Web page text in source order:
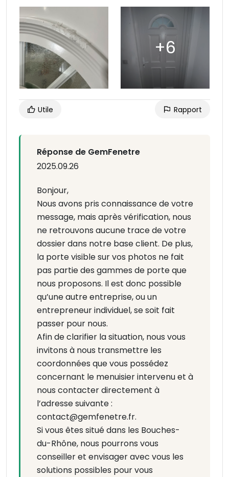
Utile Rapport
Réponse de GemFenetre
2025.09.26
Bonjour,
Nous avons pris connaissance de votre
message, mais après vérification, nous
ne retrouvons aucune trace de votre
dossier dans notre base client. De plus,
la porte visible sur vos photos ne fait
pas partie des gammes de porte que
nous proposons. Il est donc possible
qu’une autre entreprise, ou un
entrepreneur individuel, se soit fait
passer pour nous.
Afin de clarifier la situation, nous vous
invitons à nous transmettre les
coordonnées que vous possédez
concernant le menuisier intervenu et à
nous contacter directement à
l’adresse suivante :
contact@gemfenetre.fr.
Si vous êtes situé dans les Bouches-
du-Rhône, nous pourrons vous
conseiller et envisager avec vous les
solutions possibles pour vous